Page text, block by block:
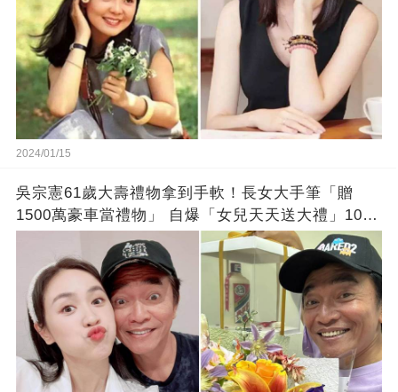
2024/01/15
吳宗憲61歲大壽禮物拿到手軟！長女大手筆「贈
1500萬豪車當禮物」 自爆「女兒天天送大禮」10年
徒弟也不甘示弱!